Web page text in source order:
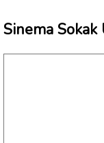
Sinema Sokak